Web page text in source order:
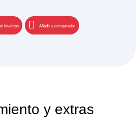
favoritos Añadir a comparador
y extras